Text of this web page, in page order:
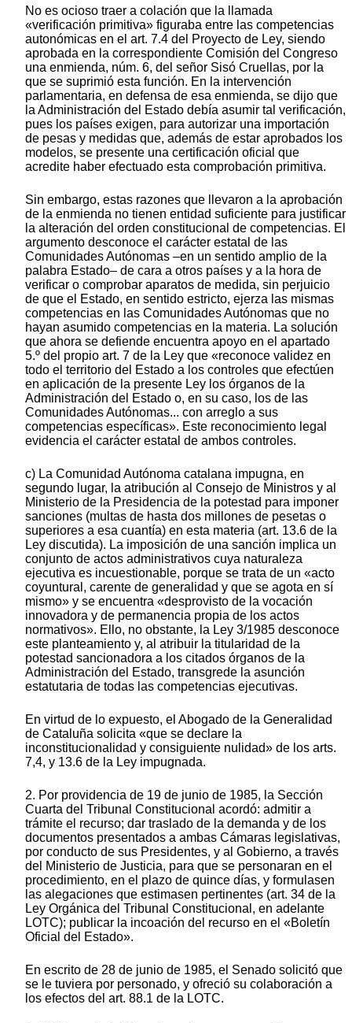
No es ocioso traer a colación que la llamada
«verificación primitiva» figuraba entre las competencias
autonómicas en el art. 7.4 del Proyecto de Ley, siendo
aprobada en la correspondiente Comisión del Congreso
una enmienda, núm. 6, del señor Sisó Cruellas, por la
que se suprimió esta función. En la intervención
parlamentaria, en defensa de esa enmienda, se dijo que
la Administración del Estado debía asumir tal verificación,
pues los países exigen, para autorizar una importación
de pesas y medidas que, además de estar aprobados los
modelos, se presente una certificación oficial que
acredite haber efectuado esta comprobación primitiva.
Sin embargo, estas razones que llevaron a la aprobación
de la enmienda no tienen entidad suficiente para justificar
la alteración del orden constitucional de competencias. El
argumento desconoce el carácter estatal de las
Comunidades Autónomas –en un sentido amplio de la
palabra Estado– de cara a otros países y a la hora de
verificar o comprobar aparatos de medida, sin perjuicio
de que el Estado, en sentido estricto, ejerza las mismas
competencias en las Comunidades Autónomas que no
hayan asumido competencias en la materia. La solución
que ahora se defiende encuentra apoyo en el apartado
5.º del propio art. 7 de la Ley que «reconoce validez en
todo el territorio del Estado a los controles que efectúen
en aplicación de la presente Ley los órganos de la
Administración del Estado o, en su caso, los de las
Comunidades Autónomas... con arreglo a sus
competencias específicas». Este reconocimiento legal
evidencia el carácter estatal de ambos controles.
c) La Comunidad Autónoma catalana impugna, en
segundo lugar, la atribución al Consejo de Ministros y al
Ministerio de la Presidencia de la potestad para imponer
sanciones (multas de hasta dos millones de pesetas o
superiores a esa cuantía) en esta materia (art. 13.6 de la
Ley discutida). La imposición de una sanción implica un
conjunto de actos administrativos cuya naturaleza
ejecutiva es incuestionable, porque se trata de un «acto
coyuntural, carente de generalidad y que se agota en sí
mismo» y se encuentra «desprovisto de la vocación
innovadora y de permanencia propia de los actos
normativos». Ello, no obstante, la Ley 3/1985 desconoce
este planteamiento y, al atribuir la titularidad de la
potestad sancionadora a los citados órganos de la
Administración del Estado, transgrede la asunción
estatutaria de todas las competencias ejecutivas.
En virtud de lo expuesto, el Abogado de la Generalidad
de Cataluña solicita «que se declare la
inconstitucionalidad y consiguiente nulidad» de los arts.
7,4, y 13.6 de la Ley impugnada.
2. Por providencia de 19 de junio de 1985, la Sección
Cuarta del Tribunal Constitucional acordó: admitir a
trámite el recurso; dar traslado de la demanda y de los
documentos presentados a ambas Cámaras legislativas,
por conducto de sus Presidentes, y al Gobierno, a través
del Ministerio de Justicia, para que se personaran en el
procedimiento, en el plazo de quince días, y formulasen
las alegaciones que estimasen pertinentes (art. 34 de la
Ley Orgánica del Tribunal Constitucional, en adelante
LOTC); publicar la incoación del recurso en el «Boletín
Oficial del Estado».
En escrito de 28 de junio de 1985, el Senado solicitó que
se le tuviera por personado, y ofreció su colaboración a
los efectos del art. 88.1 de la LOTC.